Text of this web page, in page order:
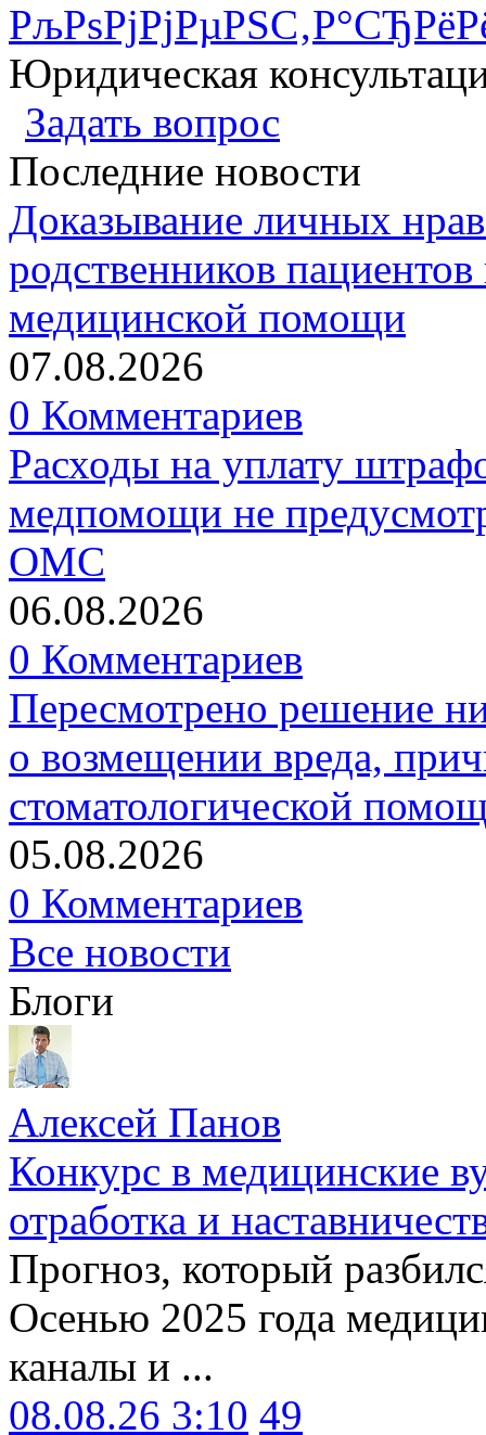
Юридическая
Задать вопрос
Последние новости
Доказывание личных
родственников
медицинской помощи
07.08.2026
0 Комментариев
Расходы на уплату
медпомощи не
ОМС
06.08.2026
0 Комментариев
Пересмотрено решение
о возмещении вреда,
стоматологической
05.08.2026
0 Комментариев
Все новости
Блоги
Алексей Панов
Конкурс в медицинские
отработка и
Прогноз, который
Осенью 2025 года
каналы и ...
08.08.26 3:10 49